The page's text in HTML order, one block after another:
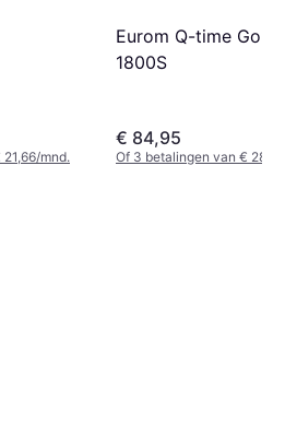
mnd.
Eurom Q-time Golden
1800S
€ 84,95
Of 3 betalingen van € 28,31/